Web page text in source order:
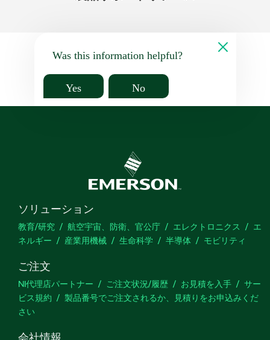
Was this information helpful?
Yes No
ソリューション
教育/研究 航空宇宙、防衛、官公庁 エレクトロニクス
エ
ネルギー
産業用機械 生命科学 半導体 モビリティ
ご注文
NI代理店パートナー ご注文状況/履歴 お見積を入手
サー
ビス規約
製品番号でご注文されるか、見積りをお申込みくだ
さい
会社情報